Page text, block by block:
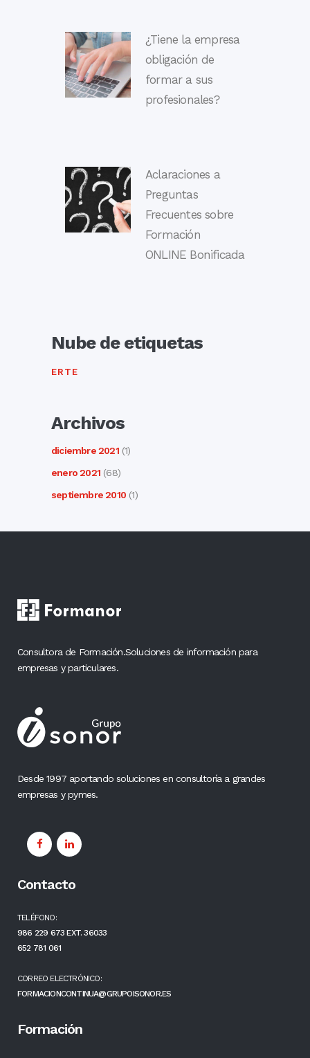
¿Tiene la empresa
obligación de
formar a sus
profesionales?
Aclaraciones a
Preguntas
Frecuentes sobre
Formación
ONLINE Bonificada
Nube de etiquetas
ERTE
Archivos
diciembre 2021(1)
enero 2021 (68)
septiembre 2010 (1)
Consultora de Formación.Soluciones de información para
empresas y particulares.
Desde 1997 aportando soluciones en consultoría a grandes
empresas y pymes.
Contacto
TELÉFONO:
986 229 673 EXT. 36033
652 781 061
CORREO ELECTRÓNICO:
FORMACIONCONTINUA@GRUPOISONOR.ES
Formación